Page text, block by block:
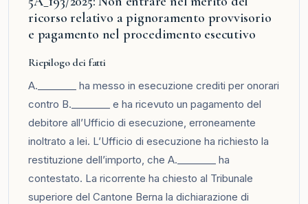
ricorso relativo a pignoramento provvisorio
e pagamento nel procedimento esecutivo
Riepilogo dei fatti
A.________ ha messo in esecuzione crediti per onorari
contro B.________ e ha ricevuto un pagamento del
debitore all’Ufficio di esecuzione, erroneamente
inoltrato a lei. L’Ufficio di esecuzione ha richiesto la
restituzione dell’importo, che A.________ ha
contestato. La ricorrente ha chiesto al Tribunale
superiore del Cantone Berna la dichiarazione di